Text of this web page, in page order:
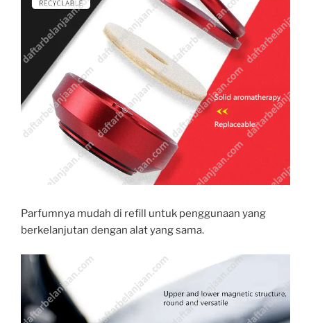
Parfumnya mudah di refill untuk penggunaan yang
berkelanjutan dengan alat yang sama.